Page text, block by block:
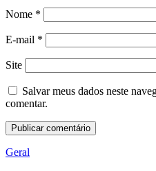
Nome *
E-mail *
Site
Salvar meus dados neste
comentar.
Geral